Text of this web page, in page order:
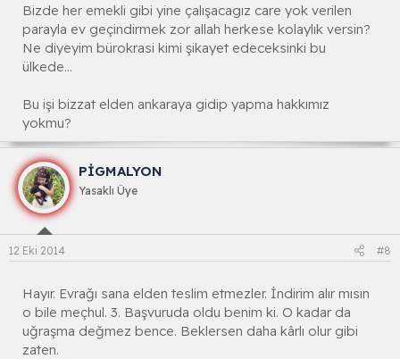
Bizde her emekli gibi yine çalışacagız care yok verilen
parayla ev geçindirmek zor allah herkese kolaylık versin?
Ne diyeyim bürokrasi kimi şikayet edeceksinki bu
ülkede...
Bu işi bizzat elden ankaraya gidip yapma hakkımız
yokmu?
PİGMALYON
Yasaklı Üye
12 Eki 2014 #8
Hayır. Evrağı sana elden teslim etmezler. İndirim alır mısın
o bile meçhul. 3. Başvuruda oldu benim ki. O kadar da
uğraşma değmez bence. Beklersen daha kârlı olur gibi
zaten.